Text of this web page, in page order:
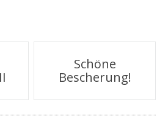
Schöne
Bescherung!